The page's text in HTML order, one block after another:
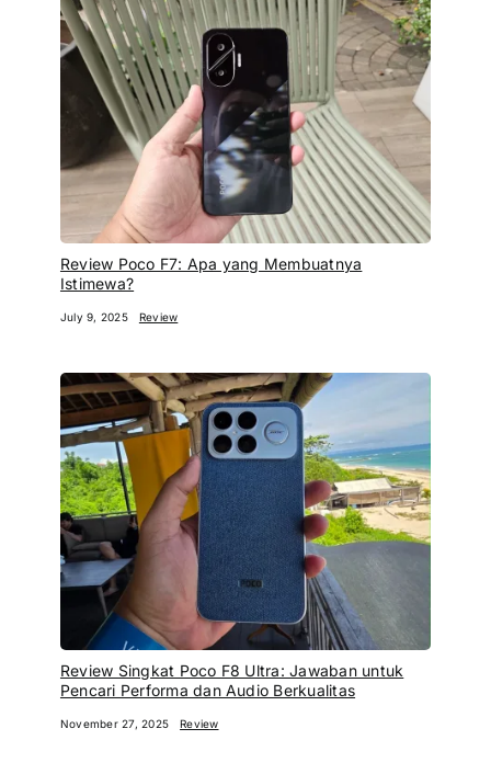
Review Poco F7: Apa yang Membuatnya
Istimewa?
July 9, 2025 Review
Review Singkat Poco F8 Ultra: Jawaban untuk
Pencari Performa dan Audio Berkualitas
November 27, 2025 Review